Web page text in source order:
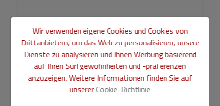
363.000 €
Wir verwenden eigene Cookies und Cookies von
Drittanbietern, um das Web zu personalisieren, unsere
Dienste zu analysieren und Ihnen Werbung basierend
auf Ihren Surfgewohnheiten und -präferenzen
anzuzeigen. Weitere Informationen finden Sie auf
unsererCookie-Richtlinie